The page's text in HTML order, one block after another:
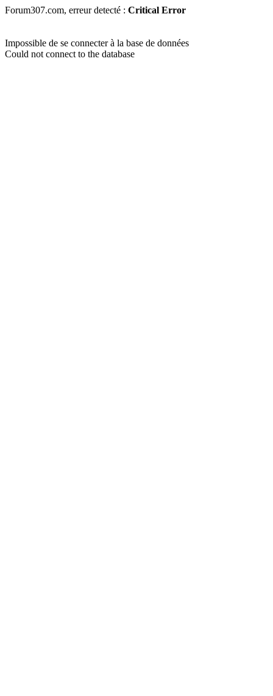
Forum307.com, erreur detecté : Critical Error
Impossible de se connecter à la base de données
Could not connect to the database